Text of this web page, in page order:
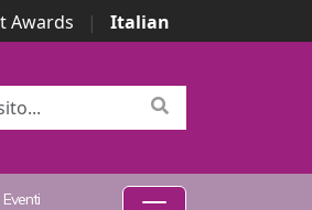
Awards |
Italian
Eventi